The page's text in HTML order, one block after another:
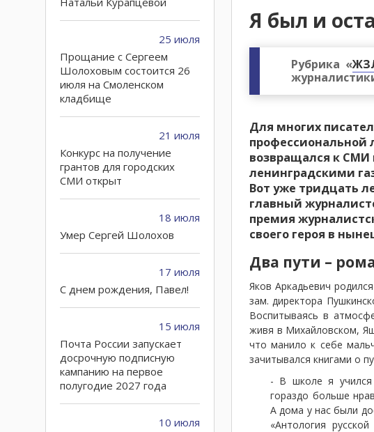
25 июля
Прощание с Сергеем
Шолоховым состоится 26
июля на Смоленском
кладбище
21 июля
Конкурс на получение
грантов для городских
СМИ открыт
18 июля
Умер Сергей Шолохов
17 июля
C днем рождения, Павел!
15 июля
Почта России запускает
досрочную подписную
кампанию на первое
полугодие 2027 года
10 июля
Я был и
Рубрика «
Для многих
профессиональной
возвращался к СМИ
ленинградскими
Вот уже тридцать
главный
премия
своего героя в
Два пути –
Яков Аркадьевич
зам. директора
Воспитываясь в
живя в Михайловском,
что манило к себе
зачитывался книгами о
- В школе я учился
гораздо больше
А дома у нас были
«Антология